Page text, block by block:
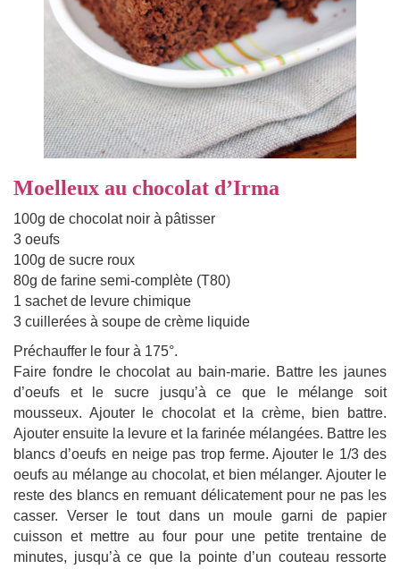
Moelleux au chocolat d’Irma
100g de chocolat noir à pâtisser
3 oeufs
100g de sucre roux
80g de farine semi-complète (T80)
1 sachet de levure chimique
3 cuillerées à soupe de crème liquide
Préchauffer le four à 175°.
Faire fondre le chocolat au bain-marie. Battre les jaunes
d’oeufs et le sucre jusqu’à ce que le mélange soit
mousseux. Ajouter le chocolat et la crème, bien battre.
Ajouter ensuite la levure et la farinée mélangées. Battre les
blancs d’oeufs en neige pas trop ferme. Ajouter le 1/3 des
oeufs au mélange au chocolat, et bien mélanger. Ajouter le
reste des blancs en remuant délicatement pour ne pas les
casser. Verser le tout dans un moule garni de papier
cuisson et mettre au four pour une petite trentaine de
minutes, jusqu’à ce que la pointe d’un couteau ressorte